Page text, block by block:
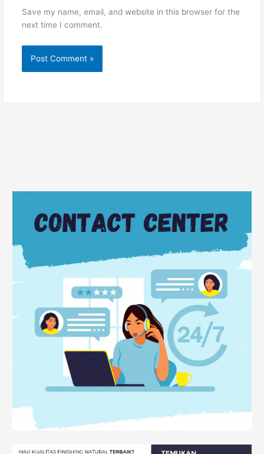
Save my name, email, and website in this browser for the
next time I comment.